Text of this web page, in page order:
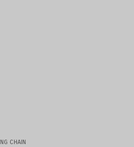
CHAIN